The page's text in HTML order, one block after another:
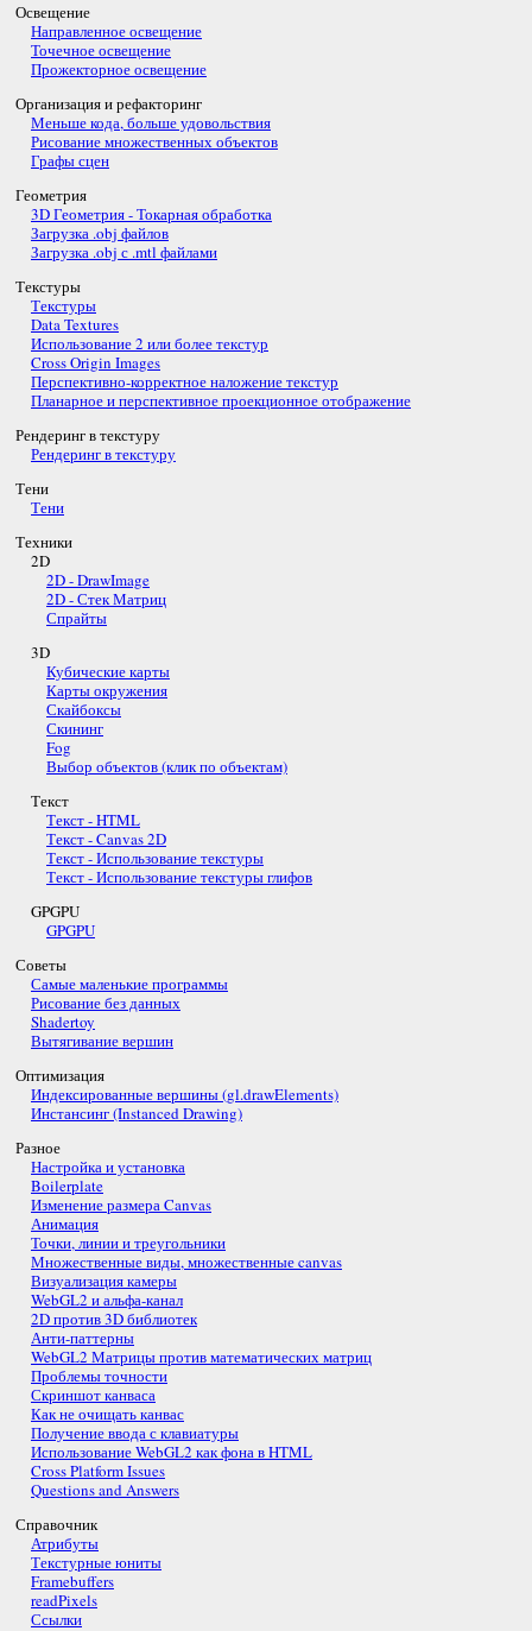
Освещение
Направленное освещение
Точечное освещение
Прожекторное освещение
Организация и рефакторинг
Меньше кода, больше удовольствия
Рисование множественных объектов
Графы сцен
Геометрия
3D Геометрия - Токарная обработка
Загрузка .obj файлов
Загрузка .obj с .mtl файлами
Текстуры
Текстуры
Data Textures
Использование 2 или более текстур
Cross Origin Images
Перспективно-корректное наложение текстур
Планарное и перспективное проекционное отображение
Рендеринг в текстуру
Рендеринг в текстуру
Тени
Тени
Техники
2D
2D - DrawImage
2D - Стек Матриц
Спрайты
3D
Кубические карты
Карты окружения
Скайбоксы
Скининг
Fog
Выбор объектов (клик по объектам)
Текст
Текст - HTML
Текст - Canvas 2D
Текст - Использование текстуры
Текст - Использование текстуры глифов
GPGPU
GPGPU
Советы
Самые маленькие программы
Рисование без данных
Shadertoy
Вытягивание вершин
Оптимизация
Индексированные вершины (gl.drawElements)
Инстансинг (Instanced Drawing)
Разное
Настройка и установка
Boilerplate
Изменение размера Canvas
Анимация
Точки, линии и треугольники
Множественные виды, множественные canvas
Визуализация камеры
WebGL2 и альфа-канал
2D против 3D библиотек
Анти-паттерны
WebGL2 Матрицы против математических матриц
Проблемы точности
Скриншот канваса
Как не очищать канвас
Получение ввода с клавиатуры
Использование WebGL2 как фона в HTML
Cross Platform Issues
Questions and Answers
Справочник
Атрибуты
Текстурные юниты
Framebuffers
readPixels
Ссылки